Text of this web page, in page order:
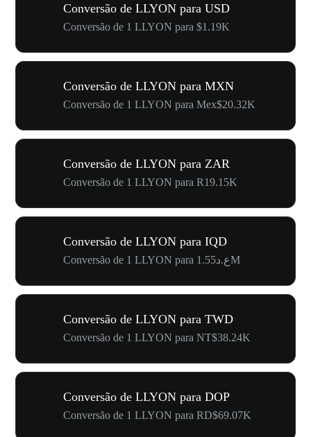
Conversão de LLYON para USD
Conversão de 1 LLYON para $1.19K
Conversão de LLYON para MXN
Conversão de 1 LLYON para Mex$20.32K
Conversão de LLYON para ZAR
Conversão de 1 LLYON para R19.15K
Conversão de LLYON para IQD
Conversão de 1 LLYON para ع.د1.55M
Conversão de LLYON para TWD
Conversão de 1 LLYON para NT$38.24K
Conversão de LLYON para DOP
Conversão de 1 LLYON para RD$69.07K